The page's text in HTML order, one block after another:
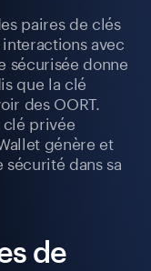
paires de clés
avec
sécurisée donne
que la clé
des OORT.
privée
génère et
dans sa
de